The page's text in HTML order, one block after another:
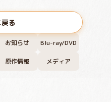
お知らせ Blu-ray/DVD
原作情報 メディア
る